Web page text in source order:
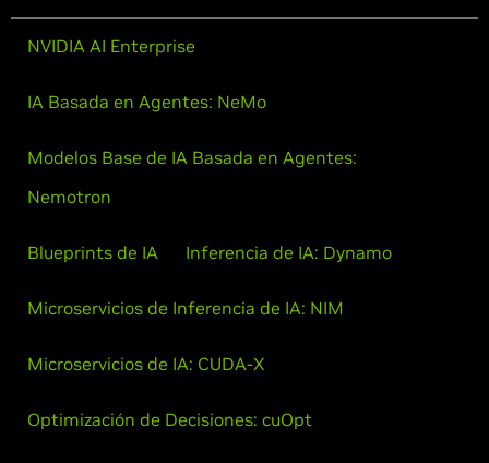
NVIDIA AI Enterprise
IA Basada en Agentes: NeMo
Modelos Base de IA Basada en Agentes:
Nemotron
Blueprints de IA Inferencia de IA: Dynamo
Microservicios de Inferencia de IA: NIM
Microservicios de IA: CUDA-X
Optimización de Decisiones: cuOpt